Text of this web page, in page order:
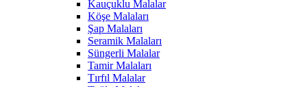
Kauçuklu Malalar
Köşe Malaları
Şap Malaları
Seramik Malaları
Süngerli Malalar
Tamir Malaları
Tırfıl Malalar